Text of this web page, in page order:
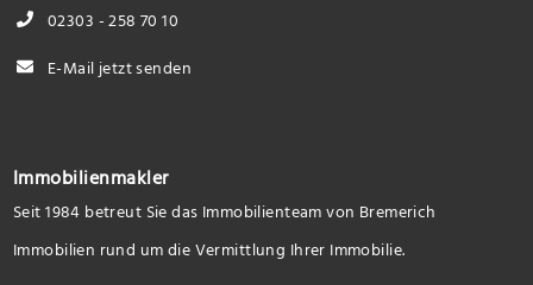
02303 - 258 70 10
E-Mail jetzt senden
Immobilienmakler
Seit 1984 betreut Sie das Immobilienteam von Bremerich
Immobilien rund um die Vermittlung Ihrer Immobilie.